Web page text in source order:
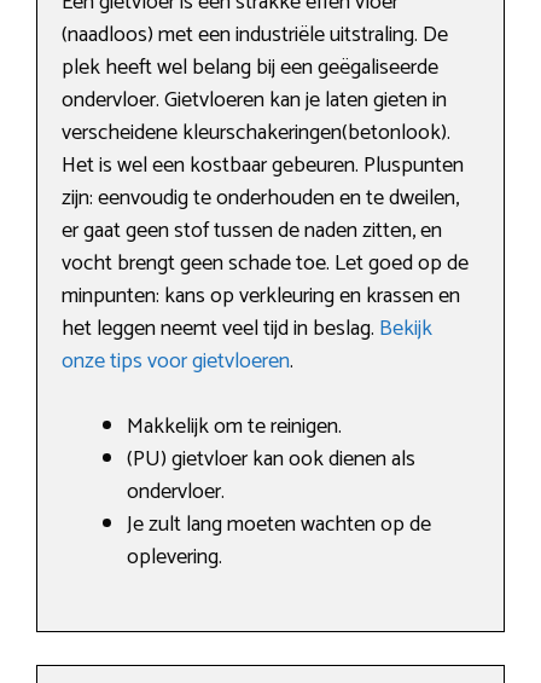
(naadloos) met een industriële uitstraling. De
plek heeft wel belang bij een geëgaliseerde
ondervloer. Gietvloeren kan je laten gieten in
verscheidene kleurschakeringen(betonlook).
Het is wel een kostbaar gebeuren. Pluspunten
zijn: eenvoudig te onderhouden en te dweilen,
er gaat geen stof tussen de naden zitten, en
vocht brengt geen schade toe. Let goed op de
minpunten: kans op verkleuring en krassen en
het leggen neemt veel tijd in beslag. Bekijk
onze tips voor gietvloeren.
Makkelijk om te reinigen.
(PU) gietvloer kan ook dienen als
ondervloer.
Je zult lang moeten wachten op de
oplevering.